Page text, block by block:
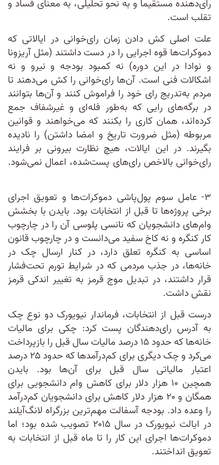
رای‌دهنده مستقیما و به نحو تحلیلی، به معنای فساد و
تقلب است.
علت اصلی کش دادن زمان رای‌خوانی در ایالاتی که
دموکرات‌ها قوه‌ اجرایی را در دست داشتند (مثل آریزونا
و نوادا در این دوره) نه کمبود بودجه و نیرو و نه
اشکالات فنی است. آن‌ها رای‌خوانی را کش می‌دهند تا
مردم به‌تدریج رای خود را فراموش کنند و آن‌ها بتوانند
در برگه‌های رایی که به‌طور فله‌ای و غیرشفاف جمع
کرده‌اند، همان کاری را بکنند که می‌خواهند و قوانین
مربوطه (مثل ضرورت تاریخ و امضا داشتن) را نادیده
بگیرند. در این ایالات، هیچ نظارت بیرونی بر فرایند
رای‌خوانی بالاخص رای‌های پست‌شده، اعمال نمی‌شود.
۳- عامل سوم پول‌پاشی دموکرات‌ها و تعویق اجرای
برخی پروژه‌ها تا قبل از انتخابات بود. بایدن با بخشش
وام‌های دانشجویان که نانسی پلوسی آن را در چارچوب
کار کنگره و نه کاخ سفید می‌دانست و در چارچوب قانون
اساسی به کنگره تعلق دارد، در کنار ارسال چک در
خانه‌ها، در جذب مردمی که در شرایط تورم تحت‌فشار
قرار داشتند، در تبدیل موج قرمز به تغییر اندکی قرمز
نقش داشت.
درست قبل از انتخابات، فرماندار نیویورک دو نوع چک
به آدرس رای‌دهندگان پست کرد: چکی برای مالیات
خانه‌ها که حدود ۱۵ درصد مالیات سال قبل را بازپرداخت
می‌کرد و چک دیگری برای کم‌درآمدها که حدود ۲۵ درصد
اعتبار مالیاتی سال قبل برای آن‌ها بود. بایدن
همچین ۱۰ هزار دلار برای کاهش وام دانشجویی برای
همگان و ۲۰ هزار دلار کاهش برای دانشجویان کم‌درآمد
را وعده داد. بودجه آسفالت مهم‌ترین بزرگراه لانگ‌آیلند
در ایالت نیویورک در سال ۲۰۱۵ تصویب شده بود؛ اما
دموکرات‌ها اجرای این کار را تا ماه قبل از انتخابات به
تعویق انداختند.